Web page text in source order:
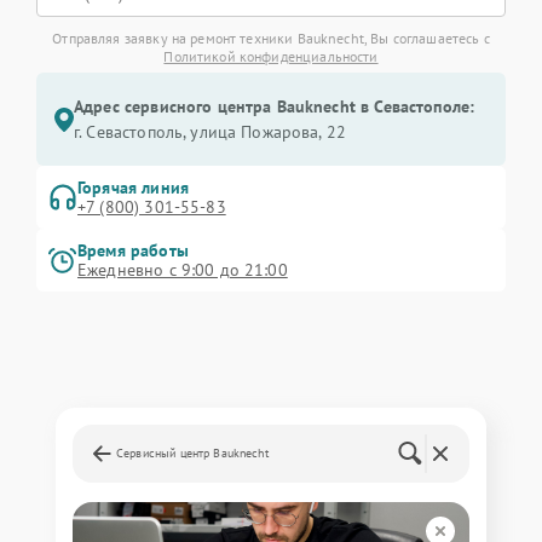
Отправляя заявку на ремонт техники Bauknecht, Вы соглашаетесь с
Политикой конфиденциальности
Адрес сервисного центра Bauknecht в Севастополе:
г. Севастополь, улица Пожарова, 22
Горячая линия
+7 (800) 301-55-83
Время работы
Ежедневно с 9:00 до 21:00
Сервисный центр Bauknecht